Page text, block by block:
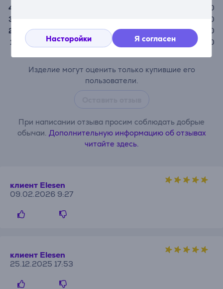
Насторойки Я согласен
4
0
3
0
2
0
1
0
Изделие могут оценить только купившие его
пользователи.
При написании отзыва просим соблюдать добрые
обычаи. Дополнительную информацию об отзывах
читайте здесь.
клиент Elesen
09.02.2026 9:27
клиент Elesen
25.12.2025 17:53